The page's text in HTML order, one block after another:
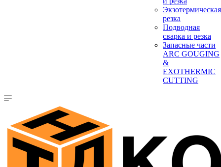
Экзотермическая
резка
Подводная
сварка и резка
Запасные части
ARC GOUGING
&
EXOTHERMIC
CUTTING